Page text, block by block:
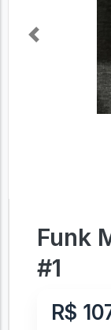
Previous
Funk
#1
R$